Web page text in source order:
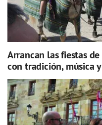
Arrancan las fiestas
con tradición, música